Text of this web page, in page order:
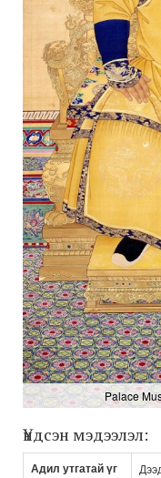
Palace
Үндсэн мэдээлэл:
Адил утгатай үг